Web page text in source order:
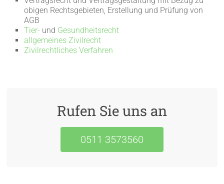
obigen Rechtsgebieten, Erstellung und Prüfung von
AGB
Tier- und Gesundheitsrecht
allgemeines Zivilrecht
Zivilrechtliches Verfahren
Rufen Sie uns an
0511 3573560